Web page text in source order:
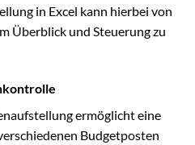
in Excel kann hierbei von
Überblick und Steuerung zu
ermöglicht eine
Budgetposten